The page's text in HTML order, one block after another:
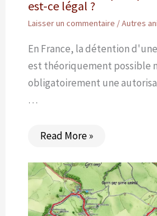
est-ce légal ?
Laisser un commentaire /Autres
En France, la détention
est théoriquement possible
obligatoirement une
…
Read More »